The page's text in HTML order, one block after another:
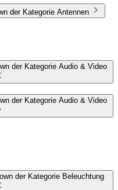
der Kategorie Antennen
der Kategorie Audio & Video
der Kategorie Audio & Video
der Kategorie Beleuchtung